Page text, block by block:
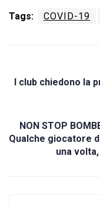
Tags: COVID-19
I club chiedono
NON STOP
Qualche giocatore
una